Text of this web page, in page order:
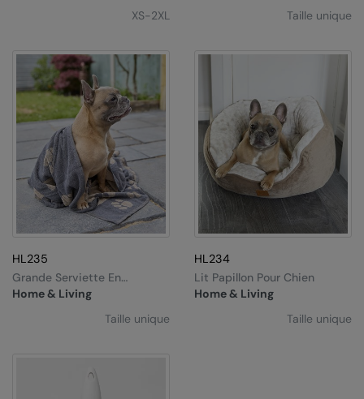
Nimbus
Nutshell
Onna By Premier
Portman & Pooch
Portwest
Premier
Pro RTX
Pro RTX High Visibility
XS-2XL
Taille unique
HL235
Home & Living
Grande Serviette En
Jacquard Pour Chien
Taille unique
HL234
Home & Living
Lit Papillon Pour Chien
Taille unique